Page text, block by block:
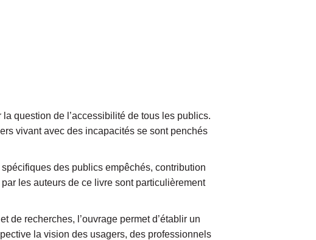
question de l’accessibilité de tous les publics.
vivant avec des incapacités se sont penchés
des publics empêchés, contribution
les auteurs de ce livre sont particulièrement
de recherches, l’ouvrage permet d’établir un
la vision des usagers, des professionnels